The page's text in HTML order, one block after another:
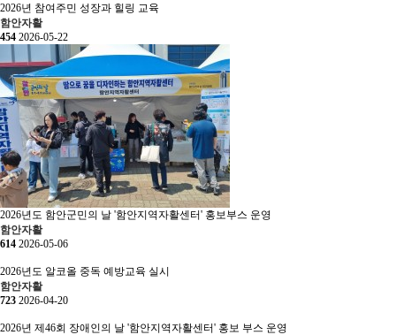
2026년 참여주민 성장과 힐링 교육
함안자활
454 2026-05-22
2026년도 함안군민의 날 '함안지역자활센터' 홍보부스 운영
함안자활
614 2026-05-06
2026년도 알코올 중독 예방교육 실시
함안자활
723 2026-04-20
2026년 제46회 장애인의 날 '함안지역자활센터' 홍보 부스 운영